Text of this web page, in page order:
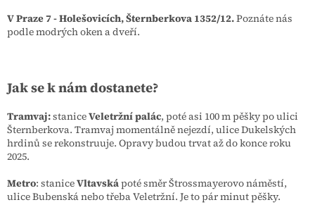
V Praze 7 - Holešovicích, Šternberkova 1352/12.Poznáte nás
podle modrých oken a dveří.
Jak se k nám dostanete?
Tramvaj:staniceVeletržní palác, poté asi 100 m pěšky po ulici
Šternberkova. Tramvaj momentálně nejezdí, ulice Dukelských
hrdinů se rekonstruuje. Opravy budou trvat až do konce roku
2025.
Metro: staniceVltavskápoté směr Štrossmayerovo náměstí,
ulice Bubenská nebo třeba Veletržní. Je to pár minut pěšky.